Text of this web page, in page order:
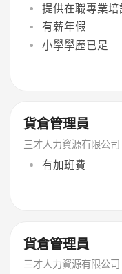
提供在職專業培
有薪年假
小學學歷已足
貨倉管理員
三才人力資源有限公司
有加班費
貨倉管理員
三才人力資源有限公司